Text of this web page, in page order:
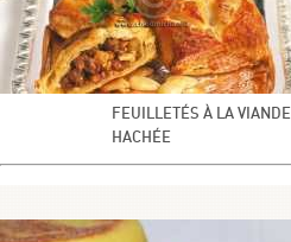
FEUILLETÉS À LA VIANDE
HACHÉE